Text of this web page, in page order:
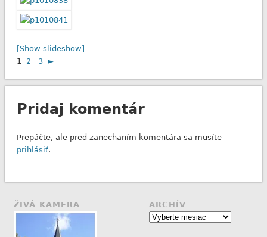
[Show slideshow]
1
2 3 ►
Pridaj komentár
Prepáčte, ale pred zanechaním komentára sa musíte
prihlásiť.
ŽIVÁ KAMERA
ARCHÍV
Archív